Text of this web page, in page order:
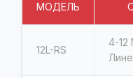
МОДЕЛЬ
12L-RS
4-12